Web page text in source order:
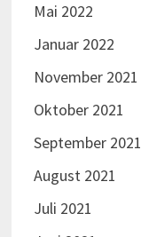
Mai 2022
Januar 2022
November 2021
Oktober 2021
September 2021
August 2021
Juli 2021